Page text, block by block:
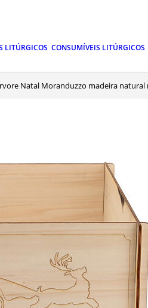
LITÚRGICOS CONSUMÍVEIS LITÚRGICOS
Natal Moranduzzo madeira natural